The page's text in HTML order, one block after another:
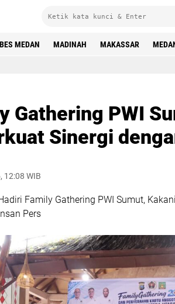
MEDAN MADINAH MAKASSAR
Gathering PWI
Sinergi
12:08 WIB
Family Gathering PWI Sumut,
Pers